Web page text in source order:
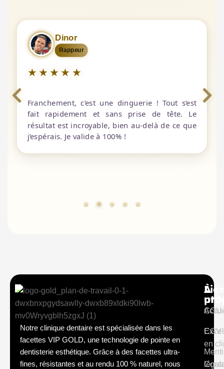
Dinor
Rappeur
★ ★ ★ ★ ★
Franchement, c’est une dinguerie ! Tout s’est
fait rapidement et sans prise de tête. Le
résultat est incroyable, bien au-delà de ce que
j’espérais. Je valide à 100% !
Maes.
Rappeur
Influenceur
Influenceuse
Notre clinique dentaire est spécialisée dans les
facettes VIP GOLD, une technologie de pointe en
dentisterie esthétique. Grâce à des facettes ultra-
fines, résistantes et au rendu 100 % naturel, nous
À
en
CGU
CGV